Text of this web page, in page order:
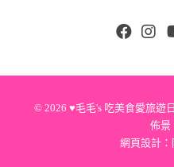
© 2026 ♥毛毛's 吃美食愛旅遊
佈景
網頁設計：